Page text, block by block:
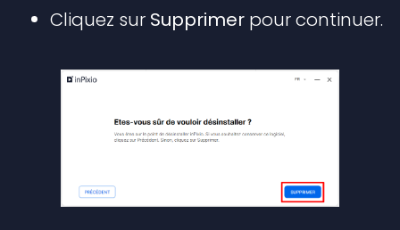
Cliquez sur Supprimer pour continuer.